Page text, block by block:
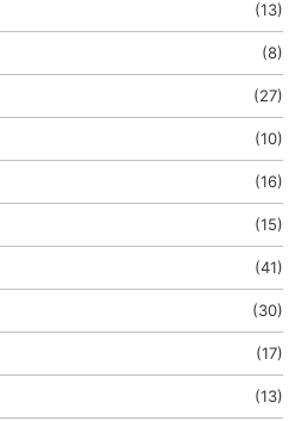
(13)
(8)
(27)
(10)
(16)
(15)
(41)
(30)
(17)
(13)